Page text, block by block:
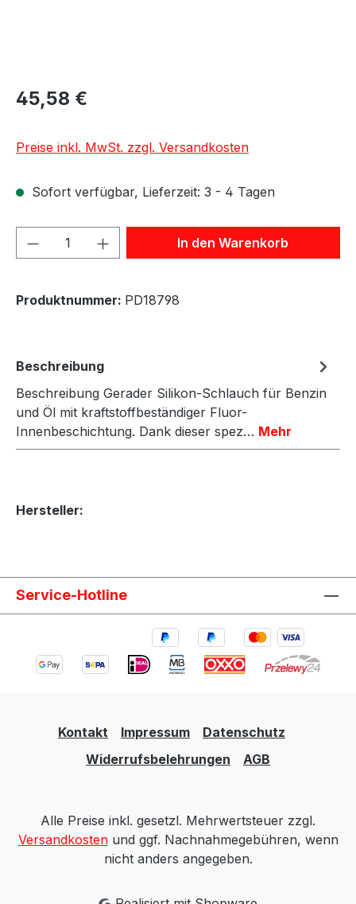
45,58 €
Preise inkl. MwSt. zzgl. Versandkosten
Sofort verfügbar, Lieferzeit: 3 - 4 Tagen
Produkt Anzahl: Gib denIn den Warenkorb
Produktnummer: PD18798
Beschreibung
Beschreibung Gerader Silikon-Schlauch für Benzin
und Öl mit kraftstoffbeständiger Fluor-
Innenbeschichtung. Dank dieser spez… Mehr
Hersteller:
Service-Hotline
Kontakt Impressum
Datenschutz
Widerrufsbelehrungen
AGB
Alle Preise inkl. gesetzl. Mehrwertsteuer zzgl.
Versandkostenund ggf. Nachnahmegebühren, wenn
nicht anders angegeben.